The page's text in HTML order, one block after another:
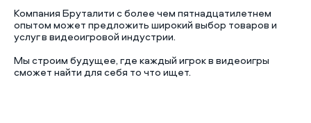
Компания Бруталити с более чем пятнадцатилетнем
опытом может предложить широкий выбор товаров и
услуг в видеоигровой индустрии.
Мы строим будущее, где каждый игрок в видеоигры
сможет найти для себя то что ищет.